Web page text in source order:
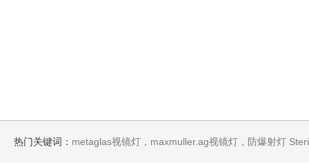
热门关键词： metaglas视镜灯，maxmuller.ag视镜灯，防爆射灯 Steris消毒剂，